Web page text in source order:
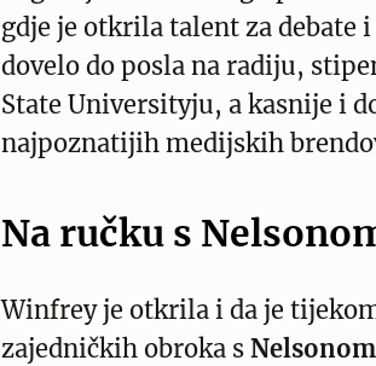
gdje je otkrila talent za debate
dovelo do posla na radiju,
State Universityju, a kasnije i
najpoznatijih medijskih
Na ručku s
Winfrey je otkrila i da je
zajedničkih obroka s